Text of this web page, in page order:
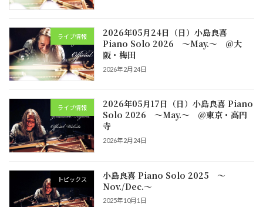
ライブ情報
2026年05月24日（日）小島良喜
Piano Solo 2026 ～May.～ @大
阪・梅田
2026年2月24日
ライブ情報
2026年05月17日（日）小島良喜 Piano
Solo 2026 ～May.～ @東京・高円
寺
2026年2月24日
トピックス
小島良喜 Piano Solo 2025 ～
Nov./Dec.～
2025年10月1日